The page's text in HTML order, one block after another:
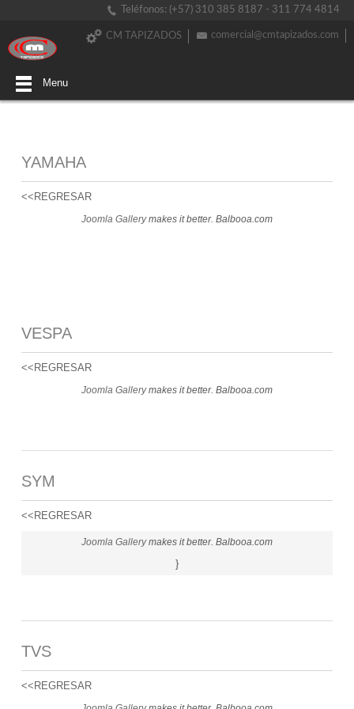
Teléfonos: (+57) 310 385 8187 - 311 774 4814
comercial@cmtapizados.com
CM TAPIZADOS
Menu
YAMAHA
<<REGRESAR
Joomla Gallerymakes it better. Balbooa.com
VESPA
<<REGRESAR
Joomla Gallerymakes it better. Balbooa.com
SYM
<<REGRESAR
Joomla Gallerymakes it better. Balbooa.com
}
TVS
<<REGRESAR